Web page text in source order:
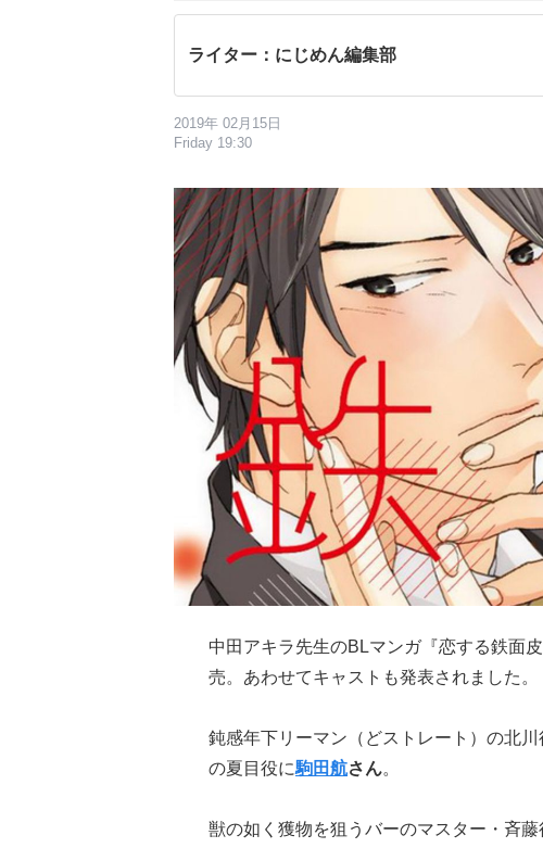
ライター：にじめん編集部
2019年 02月15日
Friday 19:30
中田アキラ先生のBLマンガ『恋する鉄面
売。あわせてキャストも発表されました。
鈍感年下リーマン（どストレート）の北川
の夏目役に駒田航さん。
獣の如く獲物を狙うバーのマスター・斉藤